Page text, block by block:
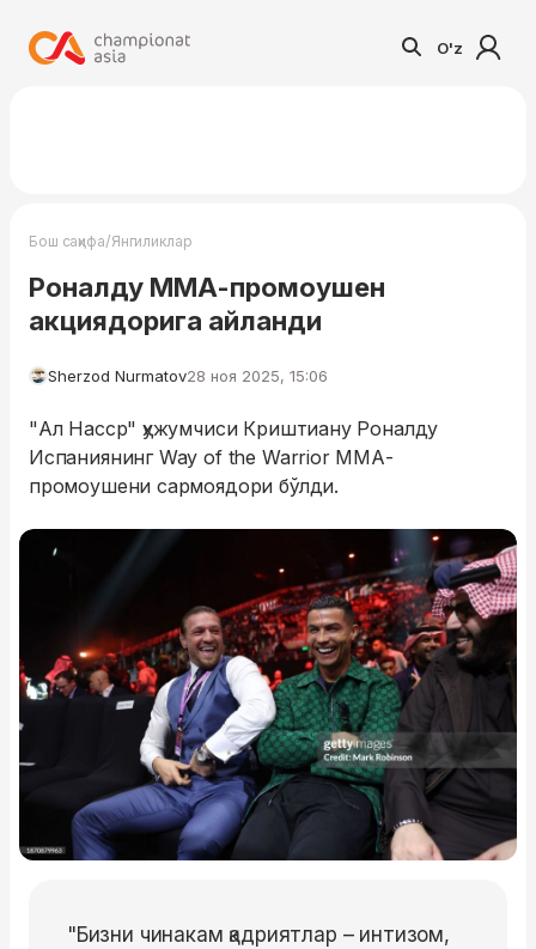
O'z
Бош саҳифа/Янгиликлар
Роналду ММА-промоушен
акциядорига айланди
Sherzod Nurmatov28 ноя 2025, 15:06
"Ал Насср" ҳужумчиси Криштиану Роналду
Испаниянинг Way of the Warrior ММА-
промоушени сармоядори бўлди.
"Бизни чинакам қадриятлар – интизом,